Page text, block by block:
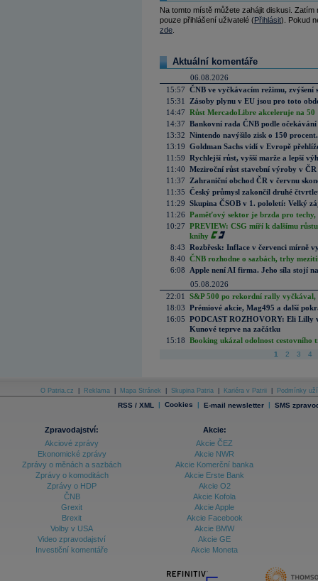
Na tomto místě můžete zahájit diskusi.
pouze přihlášení uživatelé (Přihlásit). Pokud
zde
Aktuální komentáře
06.08.2026
15:57 ČNB ve vyčkávacím režimu, zvýšení
15:31
Zásoby plynu v EU jsou pro toto
14:47 Růst MercadoLibre akceleruje na
14:37 Bankovní rada ČNB podle
13:32 Nintendo navýšilo zisk o 150
13:19 Goldman Sachs vidí v Evropě
11:59 Rychlejší růst, vyšší marže a lepší
11:40 Meziroční růst stavební výroby v
11:37
Zahraniční obchod ČR v červnu
11:35 Český průmysl zakončil druhé
11:29 Skupina ČSOB v 1. pololetí: Velký
11:26 Paměťový sektor je brzda pro techy,
10:27 PREVIEW: CSG míří k dalšímu
knihy
8:43 Rozbřesk: Inflace v červenci mírně
8:40 ČNB rozhodne o sazbách, trhy
6:08
Apple není AI firma. Jeho síla stojí
05.08.2026
22:01
S&P 500 po rekordní rally vyčkával,
18:03 Prémiové akcie, Mag495 a další
16:05 PODCAST ROZHOVORY: Eli Lilly
Kunové teprve na začátku
15:18 Booking ukázal odolnost cestovního
1 2 3 4
O Patria.cz Reklama Mapa Stránek Skupina Patria Kariéra v Patrii Podmínky
RSS / XML | Cookies | E-mail newsletter | SMS
Zpravodajství:
Akciové zprávy
Ekonomické zprávy
Zprávy o měnách a sazbách
Zprávy o komoditách
Zprávy o HDP
ČNB
Grexit
Brexit
Volby v USA
Video zpravodajství
Investiční komentáře
Akcie:
Akcie ČEZ
Akcie NWR
Akcie Komerční banka
Akcie Erste Bank
Akcie O2
Akcie Kofola
Akcie Apple
Akcie Facebook
Akcie BMW
Akcie GE
Akcie Moneta